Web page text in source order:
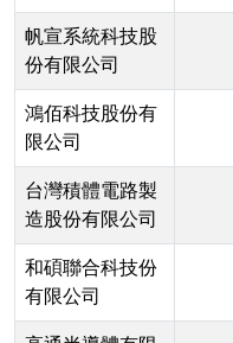
帆宣系統科技股
份有限公司
鴻佰科技股份有
限公司
台灣積體電路製
造股份有限公司
和碩聯合科技份
有限公司